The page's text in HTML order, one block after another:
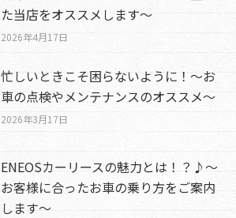
た当店をオススメします～
2026年4月17日
忙しいときこそ困らないように！～お
車の点検やメンテナンスのオススメ～
2026年3月17日
ENEOSカーリースの魅力とは！？♪〜
お客様に合ったお車の乗り方をご案内
します〜